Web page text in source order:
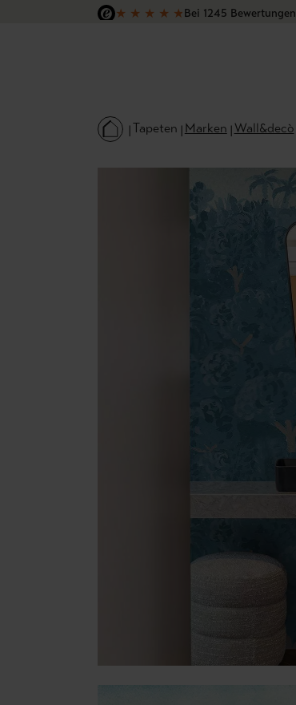
Hauptinhalt springen
Zur Suche springen
Zur Hauptnavigation springen
★ ★ ★ ★ ★Bei 1245 Bewertungen
Tapeten Marken Wall&decò